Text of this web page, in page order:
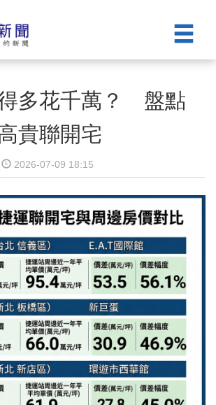
多花千萬？ 盤點
貴聯開宅
2026-07-09 18:15